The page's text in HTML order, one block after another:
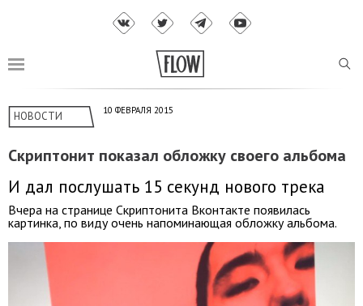
НОВОСТИ 10 ФЕВРАЛЯ 2015
Скриптонит показал обложку своего альбома
И дал послушать 15 секунд нового трека
Вчера на странице Скриптонита Вконтакте появилась
картинка, по виду очень напоминающая обложку альбома.